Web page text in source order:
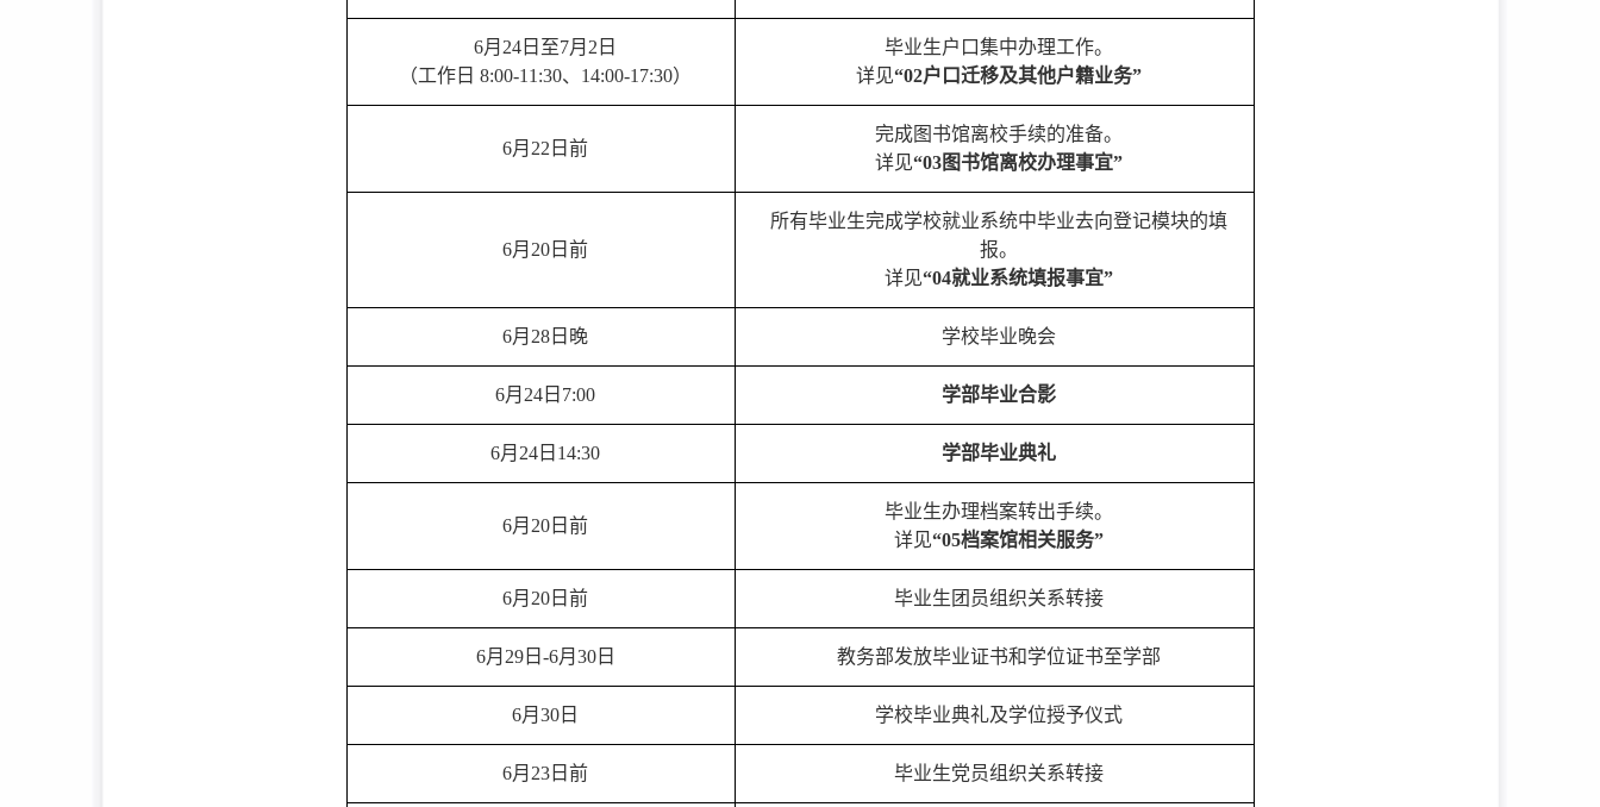
6月24日至7月2日
（工作日 8:00-11:30、14:00-17:30）
毕业生户口集中办理工作。
详见“02户口迁移及其他户籍业务”
6月22日前
完成图书馆离校手续的准备。
详见“03图书馆离校办理事宜”
6月20日前
所有毕业生完成学校就业系统中毕业去向登记模块的填
报。
详见“04就业系统填报事宜”
6月28日晚 学校毕业晚会
6月24日7:00 学部毕业合影
6月24日14:30 学部毕业典礼
6月20日前
毕业生办理档案转出手续。
详见“05档案馆相关服务”
6月20日前 毕业生团员组织关系转接
6月29日-6月30日 教务部发放毕业证书和学位证书至学部
6月30日 学校毕业典礼及学位授予仪式
6月23日前 毕业生党员组织关系转接